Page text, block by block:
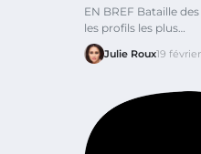
EN BREF Bataille
les profils les plus…
Julie Roux19